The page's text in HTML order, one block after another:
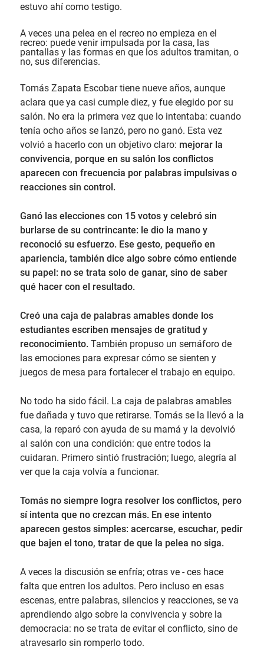
estuvo ahí como testigo.
A veces una pelea en el recreo no empieza en el
recreo: puede venir impulsada por la casa, las
pantallas y las formas en que los adultos tramitan, o
no, sus diferencias.
Tomás Zapata Escobar tiene nueve años, aunque
aclara que ya casi cumple diez, y fue elegido por su
salón. No era la primera vez que lo intentaba: cuando
tenía ocho años se lanzó, pero no ganó. Esta vez
volvió a hacerlo con un objetivo claro: mejorar la
convivencia, porque en su salón los conflictos
aparecen con frecuencia por palabras impulsivas o
reacciones sin control.
Ganó las elecciones con 15 votos y celebró sin
burlarse de su contrincante: le dio la mano y
reconoció su esfuerzo. Ese gesto, pequeño en
apariencia, también dice algo sobre cómo entiende
su papel: no se trata solo de ganar, sino de saber
qué hacer con el resultado.
Creó una caja de palabras amables donde los
estudiantes escriben mensajes de gratitud y
reconocimiento. También propuso un semáforo de
las emociones para expresar cómo se sienten y
juegos de mesa para fortalecer el trabajo en equipo.
No todo ha sido fácil. La caja de palabras amables
fue dañada y tuvo que retirarse. Tomás se la llevó a la
casa, la reparó con ayuda de su mamá y la devolvió
al salón con una condición: que entre todos la
cuidaran. Primero sintió frustración; luego, alegría al
ver que la caja volvía a funcionar.
Tomás no siempre logra resolver los conflictos, pero
sí intenta que no crezcan más. En ese intento
aparecen gestos simples: acercarse, escuchar, pedir
que bajen el tono, tratar de que la pelea no siga.
A veces la discusión se enfría; otras ve - ces hace
falta que entren los adultos. Pero incluso en esas
escenas, entre palabras, silencios y reacciones, se va
aprendiendo algo sobre la convivencia y sobre la
democracia: no se trata de evitar el conflicto, sino de
atravesarlo sin romperlo todo.